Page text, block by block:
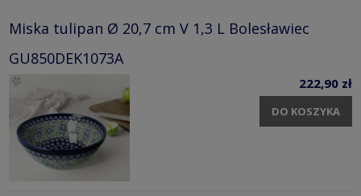
Miska tulipan Ø 20,7 cm V 1,3 L Bolesławiec
GU850DEK1073A
222,90 zł
DO KOSZYKA